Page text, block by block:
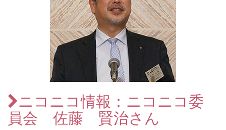
ニコニコ情報：ニコニコ委
員会 佐藤 賢治さん